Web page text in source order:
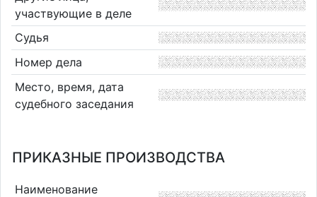
участвующие в деле
Судья
Номер дела
Место, время, дата
судебного заседания
ПРИКАЗНЫЕ ПРОИЗВОДСТВА
Наименование